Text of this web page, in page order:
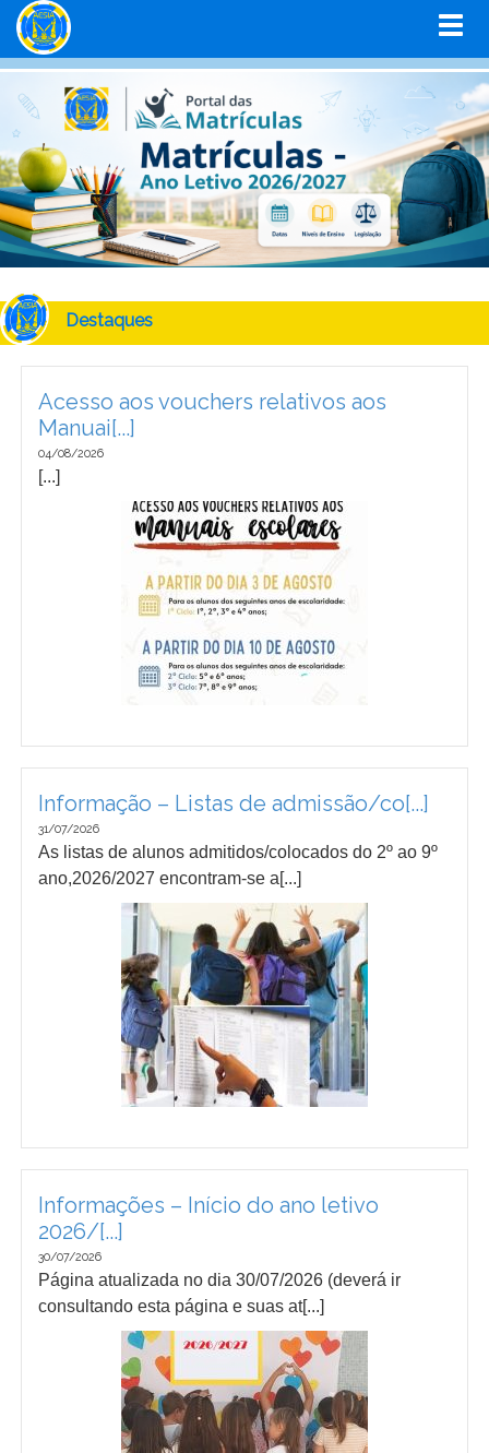
Destaques
Acesso aos vouchers relativos aos
Manuai[...]
04/08/2026
[...]
Informação – Listas de admissão/co[...]
31/07/2026
As listas de alunos admitidos/colocados do 2º ao 9º
ano,2026/2027 encontram-se a[...]
Informações – Início do ano letivo
2026/[...]
30/07/2026
Página atualizada no dia 30/07/2026 (deverá ir
consultando esta página e suas at[...]